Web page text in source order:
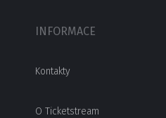
INFORMACE
Kontakty
O Ticketstream